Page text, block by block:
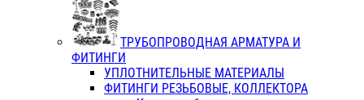
ТРУБОПРОВОДНАЯ АРМАТУРА И
ФИТИНГИ
УПЛОТНИТЕЛЬНЫЕ МАТЕРИАЛЫ
ФИТИНГИ РЕЗЬБОВЫЕ, КОЛЛЕКТОРА